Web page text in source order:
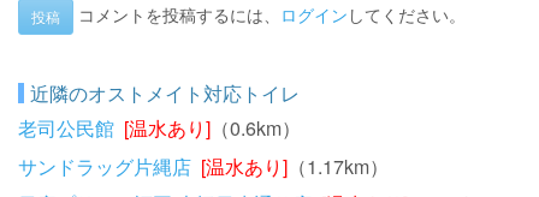
投稿 コメントを投稿するには、 ログイン してください。
近隣のオストメイト対応トイレ
老司公民館 [温水あり] （0.6km）
サンドラッグ片縄店 [温水あり] （1.17km）